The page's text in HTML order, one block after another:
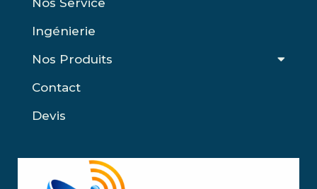
Ingénierie
Nos Produits
Contact
Devis